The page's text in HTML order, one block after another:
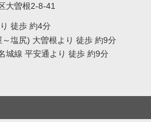
大曽根2-8-41
徒歩 約4分
塩尻) 大曽根より 徒歩 約9分
城線 平安通より 徒歩 約9分